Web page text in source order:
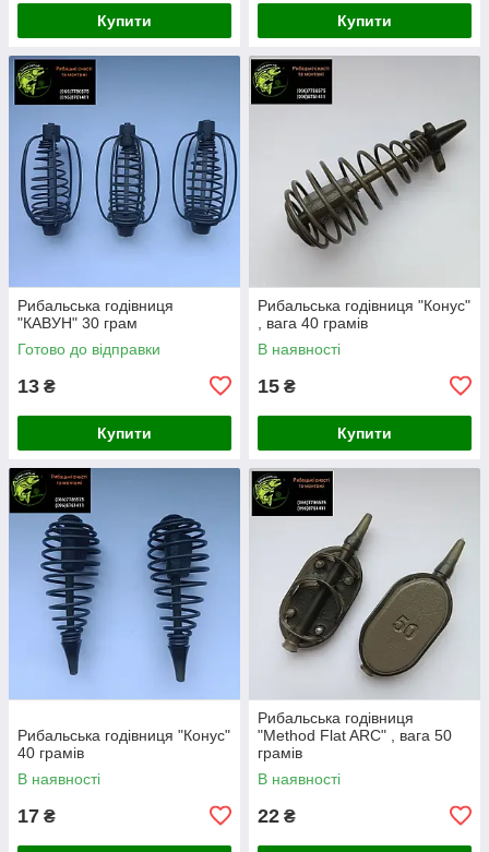
Купити Купити
Рибальська годівниця
"КАВУН" 30 грам
Готово до відправки
13 ₴
Купити
Рибальська годівниця "Конус"
, вага 40 грамів
В наявності
15 ₴
Купити
Рибальська годівниця "Конус"
40 грамів
В наявності
17 ₴
Рибальська годівниця
"Method Flat ARC" , вага 50
грамів
В наявності
22 ₴